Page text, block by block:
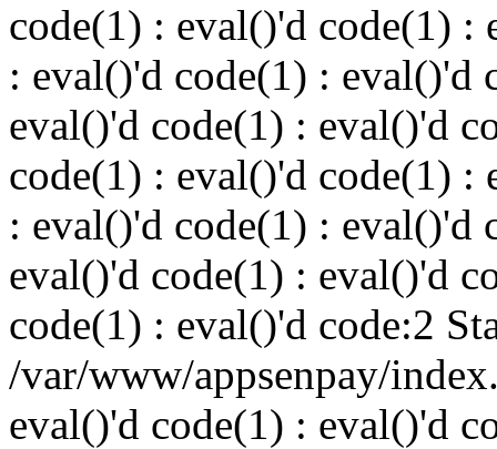
code(1) : eval()'d code(1) :
: eval()'d code(1) : eval()'d
eval()'d code(1) : eval()'d
code(1) : eval()'d code(1) :
: eval()'d code(1) : eval()'d
eval()'d code(1) : eval()'d
code(1) : eval()'d code:2
/var/www/appsenpay/
eval()'d code(1) : eval()'d